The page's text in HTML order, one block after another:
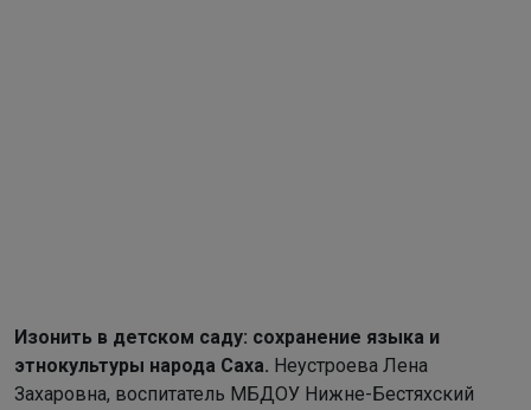
Изонить в детском саду: сохранение языка и
этнокультуры народа Саха. Неустроева Лена
Захаровна, воспитатель МБДОУ Нижне-Бестяхский